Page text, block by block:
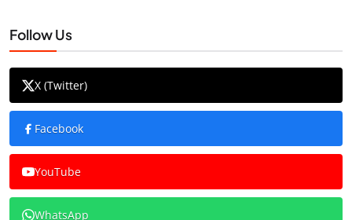
Follow Us
X (Twitter)
Facebook
YouTube
WhatsApp